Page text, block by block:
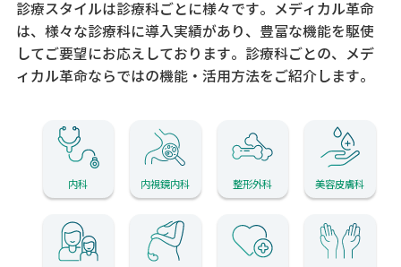
診療スタイルは診療科ごとに様々です。メディカル革命
は、様々な診療科に導入実績があり、 豊富な機能を駆使
してご要望にお応えしております。 診療科ごとの、メデ
ィカル革命ならではの機能・活用方法をご紹介します。
内科 内視鏡内科 整形外科 美容皮膚科